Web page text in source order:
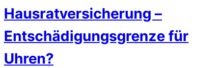
Hausratversicherung –
Entschädigungsgrenze für
Uhren?